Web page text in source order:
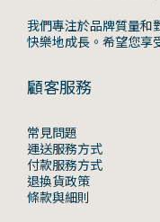
我們專注於品牌質量和
快樂地成長。希望您享
顧客服務
常見問題
運送服務方式
付款服務方式
退換貨政策
條款與細則